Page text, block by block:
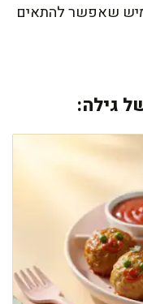
שאפשר להתאים
גילה: